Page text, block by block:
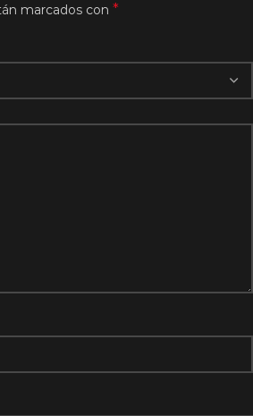
marcados con *